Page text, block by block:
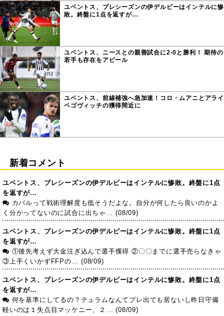
ユベントス、プレシーズンの伊デルビーはインテルに惨
敗。終盤に1点を返すが…
ユベントス、ニースとの親善試合に2-0と勝利！ 期待の
若手も存在をアピール
ユベントス、前線補強へ急加速！コロ・ムアニとアライ
ベゴヴィッチの獲得間近に
新着コメント
ユベントス、プレシーズンの伊デルビーはインテルに惨敗。終盤に1点
を返すが…
カバルって戦術理解度も低そうだよな。自分が何したら良いのかよ
く分かってないのに試合に出ちゃ... (08/09)
ユベントス、プレシーズンの伊デルビーはインテルに惨敗。終盤に1点
を返すが…
①後先考えず大金注ぎ込んで選手獲得 ②〇〇までに選手売らなきゃ
③上手くいかずFFPの... (08/09)
ユベントス、プレシーズンの伊デルビーはインテルに惨敗。終盤に1点
を返すが…
何を基準にしてるの？テュラムなんてプレ出ても居ないし昨日守備
軽いのは１失点目マッケニー、２... (08/09)